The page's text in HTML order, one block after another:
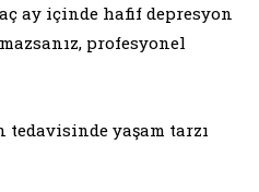
ay içinde hafif depresyon
profesyonel